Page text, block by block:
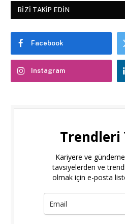
BIZI TAKIP EDIN
Facebook
Instagram
Trendleri
Kariyere ve
tavsiyelerden ve
olmak için e-posta